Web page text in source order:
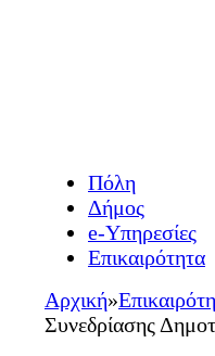
Πόλη
Δήμος
e-Υπηρεσίες
Επικαιρότητα
Αρχική»
Συνεδρίασης